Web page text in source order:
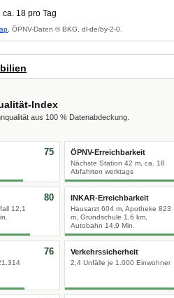
ca. 18 pro Tag
, ÖPNV-Daten © BKG, dl-de/by-2-0.
Index
aus 100 % Datenabdeckung.
75 ÖPNV-Erreichbarkeit
Nächste Station 42 m, ca. 18
Abfahrten werktags
12,1
80 INKAR-Erreichbarkeit
Hausarzt 604 m, Apotheke 823
m, Grundschule 1,6 km,
Autobahn 14,9 Min.
76 Verkehrssicherheit
2,4 Unfälle je 1.000 Einwohner